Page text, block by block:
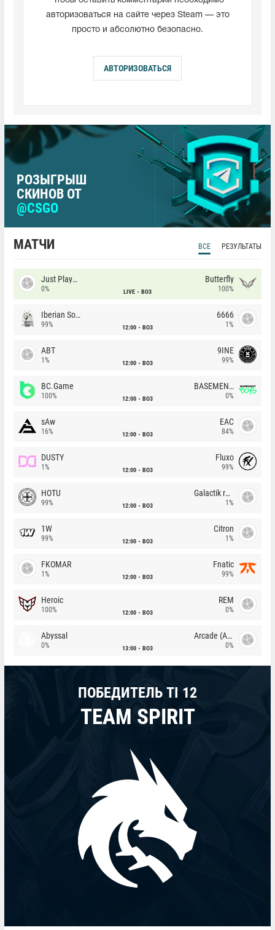
авторизоваться на сайте через Steam — это
просто и абсолютно безопасно.
АВТОРИЗОВАТЬСЯ
РОЗЫГРЫШ
СКИНОВ ОТ
@CSGO
МАТЧИ ВСЕ РЕЗУЛЬТАТЫ
Just Players
0% LIVE BO3
Butterfly
100%
Iberian Soul
99% 12:00 BO3
6666
1%
ABT
1% 12:00 BO3
9INE
99%
BC.Game
100% 12:00 BO3
BASEMENT BOYS
0%
sAw
16% 12:00 BO3
EAC
84%
DUSTY
1% 12:00 BO3
Fluxo
99%
HOTU
99% 12:00 BO3
Galactik rebels
1%
1W
99% 12:00 BO3
Citron
1%
FKOMAR
1% 12:00 BO3
Fnatic
99%
Heroic
100% 12:00 BO3
REM
0%
Abyssal
0% 13:00 BO3
Arcade (AU)
0%
ПОБЕДИТЕЛЬ TI 12
TEAM SPIRIT